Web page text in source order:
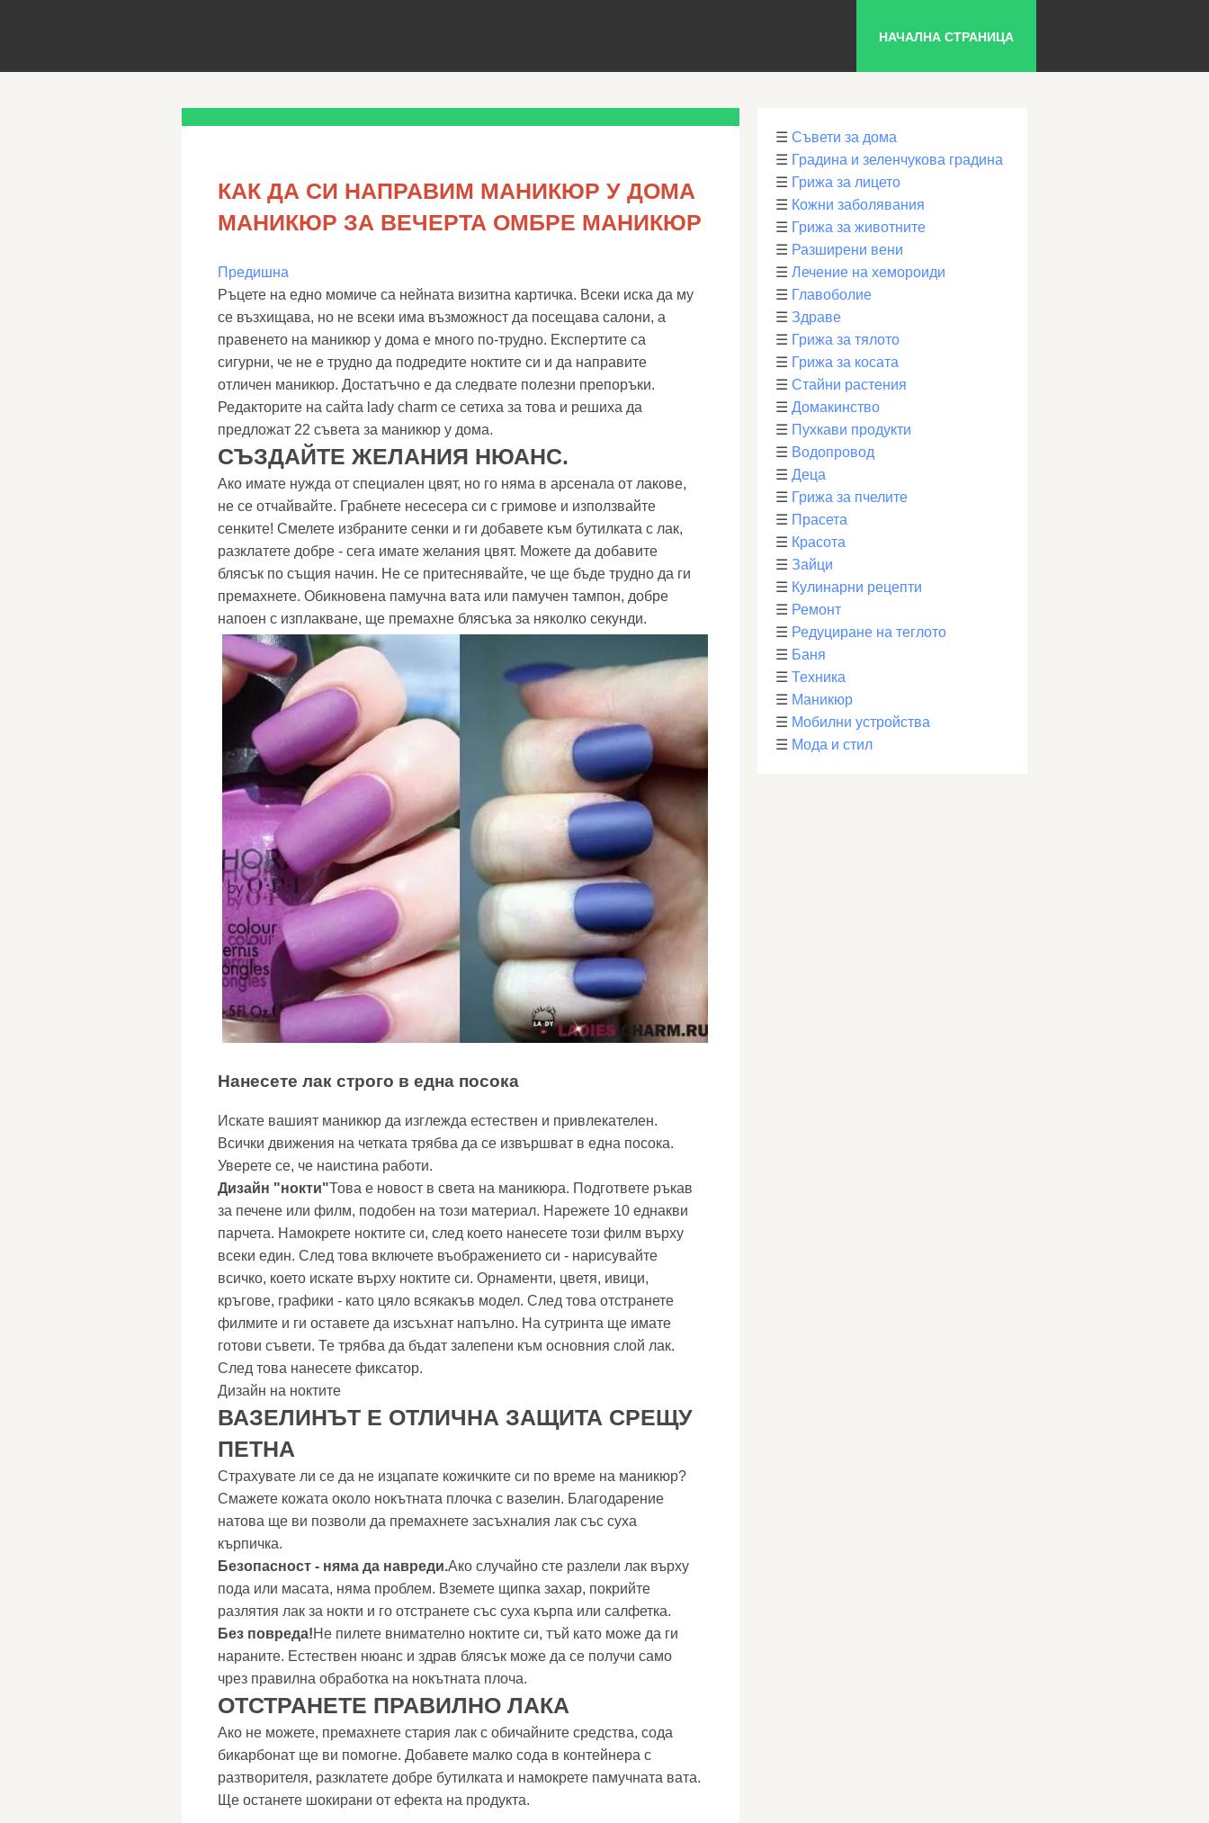
НАЧАЛНА СТРАНИЦА
КАК ДА СИ НАПРАВИМ МАНИКЮР У ДОМА
МАНИКЮР ЗА ВЕЧЕРТА ОМБРЕ МАНИКЮР
Предишна
Ръцете на едно момиче са нейната визитна картичка. Всеки иска да му
се възхищава, но не всеки има възможност да посещава салони, а
правенето на маникюр у дома е много по-трудно. Експертите са
сигурни, че не е трудно да подредите ноктите си и да направите
отличен маникюр. Достатъчно е да следвате полезни препоръки.
Редакторите на сайта lady charm се сетиха за това и решиха да
предложат 22 съвета за маникюр у дома.
СЪЗДАЙТЕ ЖЕЛАНИЯ НЮАНС.
Ако имате нужда от специален цвят, но го няма в арсенала от лакове,
не се отчайвайте. Грабнете несесера си с гримове и използвайте
сенките! Смелете избраните сенки и ги добавете към бутилката с лак,
разклатете добре - сега имате желания цвят. Можете да добавите
блясък по същия начин. Не се притеснявайте, че ще бъде трудно да ги
премахнете. Обикновена памучна вата или памучен тампон, добре
напоен с изплакване, ще премахне блясъка за няколко секунди.
Нанесете лак строго в една посока
Искате вашият маникюр да изглежда естествен и привлекателен.
Всички движения на четката трябва да се извършват в една посока.
Уверете се, че наистина работи.
Дизайн "нокти"Това е новост в света на маникюра. Подгответе ръкав
за печене или филм, подобен на този материал. Нарежете 10 еднакви
парчета. Намокрете ноктите си, след което нанесете този филм върху
всеки един. След това включете въображението си - нарисувайте
всичко, което искате върху ноктите си. Орнаменти, цветя, ивици,
кръгове, графики - като цяло всякакъв модел. След това отстранете
филмите и ги оставете да изсъхнат напълно. На сутринта ще имате
готови съвети. Те трябва да бъдат залепени към основния слой лак.
След това нанесете фиксатор.
Дизайн на ноктите
ВАЗЕЛИНЪТ Е ОТЛИЧНА ЗАЩИТА СРЕЩУ
ПЕТНА
Страхувате ли се да не изцапате кожичките си по време на маникюр?
Смажете кожата около нокътната плочка с вазелин. Благодарение
натова ще ви позволи да премахнете засъхналия лак със суха
кърпичка.
Безопасност - няма да навреди.Ако случайно сте разлели лак върху
пода или масата, няма проблем. Вземете щипка захар, покрийте
разлятия лак за нокти и го отстранете със суха кърпа или салфетка.
Без повреда!Не пилете внимателно ноктите си, тъй като може да ги
нараните. Естествен нюанс и здрав блясък може да се получи само
чрез правилна обработка на нокътната плоча.
ОТСТРАНЕТЕ ПРАВИЛНО ЛАКА
Ако не можете, премахнете стария лак с обичайните средства, сода
бикарбонат ще ви помогне. Добавете малко сода в контейнера с
разтворителя, разклатете добре бутилката и намокрете памучната вата.
Ще останете шокирани от ефекта на продукта.
☰ Съвети за дома
☰ Градина и зеленчукова градина
☰ Грижа за лицето
☰ Кожни заболявания
☰ Грижа за животните
☰ Разширени вени
☰ Лечение на хемороиди
☰ Главоболие
☰ Здраве
☰ Грижа за тялото
☰ Грижа за косата
☰ Стайни растения
☰ Домакинство
☰ Пухкави продукти
☰ Водопровод
☰ Деца
☰ Грижа за пчелите
☰ Прасета
☰ Красота
☰ Зайци
☰ Кулинарни рецепти
☰ Ремонт
☰ Редуциране на теглото
☰ Баня
☰ Техника
☰ Маникюр
☰ Мобилни устройства
☰ Мода и стил